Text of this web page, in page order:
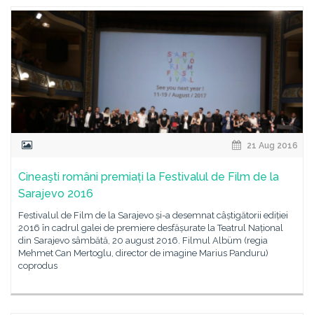
21 Aug 2016
Cineaşti români premiați la Festivalul de Film de la
Sarajevo 2016
Festivalul de Film de la Sarajevo și-a desemnat câștigătorii ediției
2016 în cadrul galei de premiere desfășurate la Teatrul Național
din Sarajevo sâmbătă, 20 august 2016. Filmul Albüm (regia
Mehmet Can Mertoglu, director de imagine Marius Panduru)
coprodus